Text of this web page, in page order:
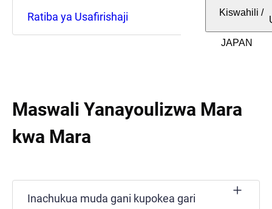
Kiswahili /
Ratiba ya Usafirishaji
Maswali Yanayoulizwa Mara
kwa Mara
Inachukua muda gani kupokea gari